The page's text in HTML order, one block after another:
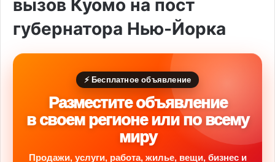
вызов Куомо на пост
губернатора Нью-Йорка
⚡ Бесплатное объявление
Разместите объявление
в своем регионе или по всему
миру
Продажи, услуги, работа, жилье, вещи, бизнес и